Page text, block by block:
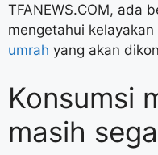
TFANEWS.COM, ada
mengetahui
umrah yang akan
Konsumsi
masih